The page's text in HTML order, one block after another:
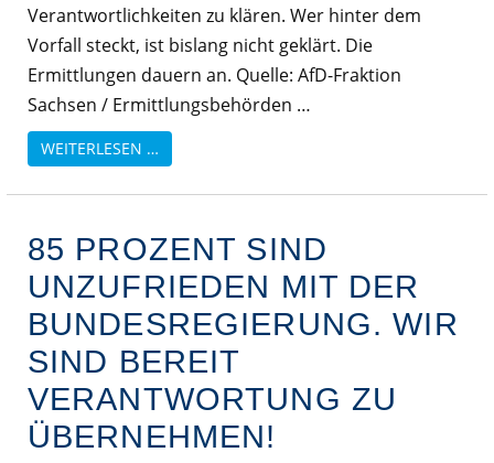
Verantwortlichkeiten zu klären. Wer hinter dem
Vorfall steckt, ist bislang nicht geklärt. Die
Ermittlungen dauern an. Quelle: AfD-Fraktion
Sachsen / Ermittlungsbehörden …
WEITERLESEN …
85 PROZENT SIND
UNZUFRIEDEN MIT DER
BUNDESREGIERUNG. WIR
SIND BEREIT
VERANTWORTUNG ZU
ÜBERNEHMEN!